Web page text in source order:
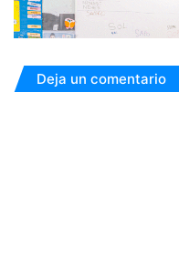
Deja un comentario